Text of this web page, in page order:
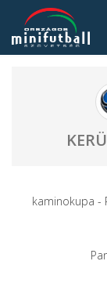
kaminokupa -